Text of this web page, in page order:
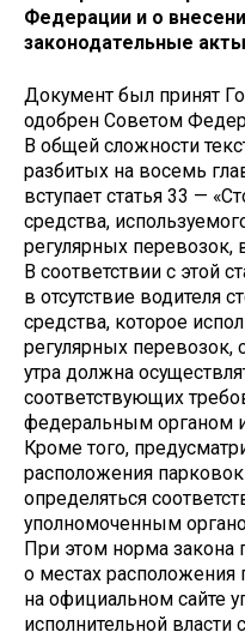
Федерации и о
законодательные
Документ был принят
одобрен Советом
В общей сложности
разбитых на восемь
вступает статья 33 —
средства,
регулярных перевозок,
В соответствии с этой
в отсутствие водителя
средства, которое
регулярных перевозок,
утра должна
соответствующих
федеральным органом
Кроме того,
расположения
определяться
уполномоченным
При этом норма закона
о местах расположения
на официальном сайте
исполнительной власти